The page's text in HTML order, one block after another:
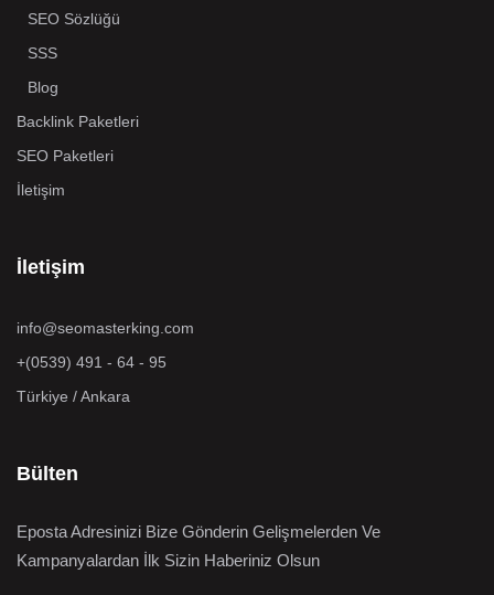
SEO Sözlüğü
SSS
Blog
Backlink Paketleri
SEO Paketleri
İletişim
İletişim
info@seomasterking.com
+(0539) 491 - 64 - 95
Türkiye / Ankara
Bülten
Eposta Adresinizi Bize Gönderin Gelişmelerden Ve
Kampanyalardan İlk Sizin Haberiniz Olsun